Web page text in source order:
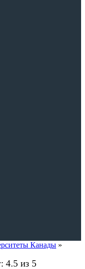
Канады »
4.5 из 5